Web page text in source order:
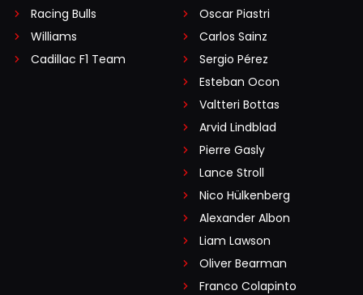
Racing Bulls
Williams
Cadillac F1 Team
Oscar Piastri
Carlos Sainz
Sergio Pérez
Esteban Ocon
Valtteri Bottas
Arvid Lindblad
Pierre Gasly
Lance Stroll
Nico Hülkenberg
Alexander Albon
Liam Lawson
Oliver Bearman
Franco Colapinto